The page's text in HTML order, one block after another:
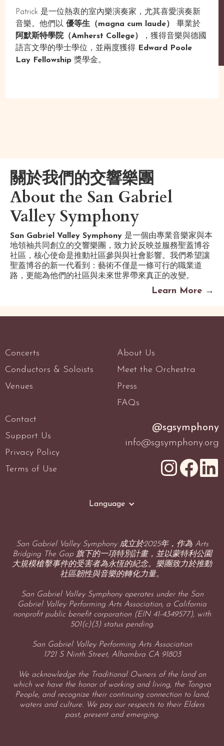
Patrick 是一位熱衷的室內樂演奏家，尤其喜愛演奏新
音樂。他們以優等生（magna cum laude）
畢業於
阿默斯特學院（Amherst College）
，獲得音樂與德國
語言文學的學士學位，並兩度獲得 Edward Poole
Lay Fellowship 獎學金。
關於我們的交響樂團
About the San Gabriel
Valley Symphony
San Gabriel Valley Symphony 是一個由專業音樂家與本
地領袖共同創立的交響樂團，致力於反映並服務聖蓋博谷
社區，核心使命是推動社區參與與社會影響。我們希望讓
聖蓋博谷的新一代看到：藝術不僅是一條可行的職業道
路，更能為他們的社區與未來世界帶來真正的改變。
Learn More →
Concerts
Conductors & Soloists
Venues
About Us
Meet the Orchestra
Press
FAQs
Contact
Support Us
Privacy Policy
Terms of Use
@sgsymphony
info@sgsymphony.org
Language
San Gabriel Valley Symphony 成立於2025年，作為 Arts
Bridging The Gap 旗下的一項特別計畫，並以蒙特利公園
大規模槍擊事件的受害者為永恆的紀念。樂團致力於推動
社區韌性與音樂的轉化力量。
San Gabriel Valley Symphony operates under the San
Gabriel Valley Performing Arts Association, a California
nonprofit public benefit corporation (EIN 41-4349577), with
501(c)(3) status pending.
San Gabriel Valley Performing Arts Association
1721 S Ninth Street, Alhambra CA 91803
We acknowledge the Traditional Owners of the land on
which we have the honor of working and living, the Tongva
People, and recognize their continuing connection to land,
waters and culture. We pay our respects to their Elders
past, present and emerging.